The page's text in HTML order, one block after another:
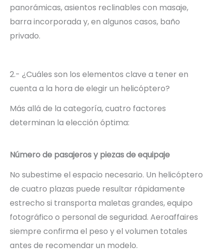
panorámicas, asientos reclinables con masaje,
barra incorporada y, en algunos casos, baño
privado.
2.- ¿Cuáles son los elementos clave a tener en
cuenta a la hora de elegir un helicóptero?
Más allá de la categoría, cuatro factores
determinan la elección óptima:
Número de pasajeros y piezas de equipaje
No subestime el espacio necesario. Un helicóptero
de cuatro plazas puede resultar rápidamente
estrecho si transporta maletas grandes, equipo
fotográfico o personal de seguridad. Aeroaffaires
siempre confirma el peso y el volumen totales
antes de recomendar un modelo.